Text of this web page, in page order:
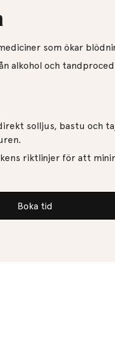
som ökar
alkohol och
solljus, bastu och
riktlinjer för att
Boka tid